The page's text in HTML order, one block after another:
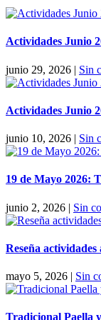
Actividades Junio
junio 29, 2026 | Sin
Actividades Junio
junio 10, 2026 | Sin
19 de Mayo 2026:
junio 2, 2026 | Sin
Reseña
mayo 5, 2026 | Sin
Tradicional Paella